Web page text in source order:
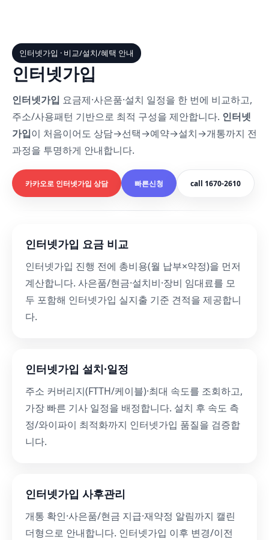
인터넷가입 · 비교/설치/혜택 안내
인터넷가입
인터넷가입 요금제·사은품·설치 일정을 한 번에 비교하고,
주소/사용패턴 기반으로 최적 구성을 제안합니다. 인터넷
가입이 처음이어도 상담→선택→예약→설치→개통까지 전
과정을 투명하게 안내합니다.
카카오로 인터넷가입 상담 빠른신청 call 1670-2610
인터넷가입 요금 비교
인터넷가입 진행 전에 총비용(월 납부×약정)을 먼저
계산합니다. 사은품/현금·설치비·장비 임대료를 모
두 포함해 인터넷가입 실지출 기준 견적을 제공합니
다.
인터넷가입 설치·일정
주소 커버리지(FTTH/케이블)·최대 속도를 조회하고,
가장 빠른 기사 일정을 배정합니다. 설치 후 속도 측
정/와이파이 최적화까지 인터넷가입 품질을 검증합
니다.
인터넷가입 사후관리
개통 확인·사은품/현금 지급·재약정 알림까지 캘린
더형으로 안내합니다. 인터넷가입 이후 변경/이전